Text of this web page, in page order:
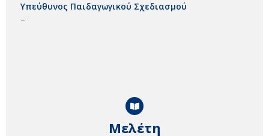
Μελέτη
Υπεύθυνος Παιδαγωγικού Σχεδιασμού
–